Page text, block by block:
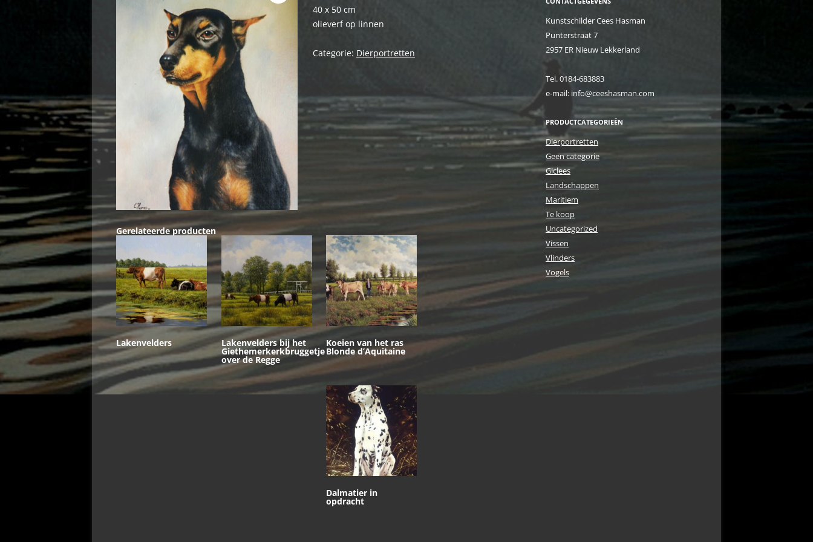
40 x 50 cm
olieverf op linnen
Categorie: Dierportretten
Gerelateerde producten
Lakenvelders Lakenvelders bij het
Giethemerkerkbruggetje
over de Regge
Koeien van het ras
Blonde d’Aquitaine
Dalmatier in
opdracht
Kunstschilder Cees Hasman
Punterstraat 7
2957 ER Nieuw Lekkerland
Tel. 0184-683883
e-mail: info@ceeshasman.com
PRODUCTCATEGORIEËN
Dierportretten
Geen categorie
Giclees
Landschappen
Maritiem
Te koop
Uncategorized
Vissen
Vlinders
Vogels